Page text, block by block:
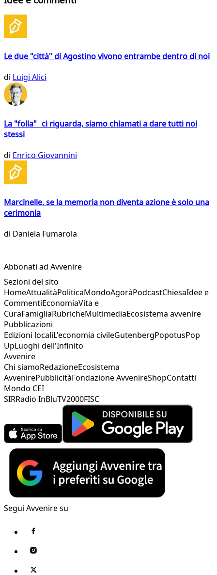
Le due "città" di Agostino vivono entrambe dentro di noi
di Luigi Alici
La "folla" ci riguarda, siamo chiamati a dare tutti noi
stessi
di Enrico Giovannini
Marcinelle, se la memoria non diventa azione è solo una
cerimonia
di Daniela Fumarola
Abbonati ad Avvenire
Sezioni del sito
HomeAttualitàPoliticaMondoAgoràPodcastChiesaIdee e
CommentiEconomiaVita e
CuraFamigliaRubricheMultimediaEcosistema avvenire
Pubblicazioni
Edizioni localiL'economia civileGutenbergPopotusPop
UpLuoghi dell'Infinito
Avvenire
Chi siamoRedazioneEcosistema
AvvenirePubblicitàFondazione AvvenireShopContatti
Mondo CEI
SIRRadio InBluTV2000FISC
Segui Avvenire su